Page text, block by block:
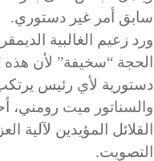
سابق أمر غير دستوري.
ورد زعيم الغالبية
الحجة “سخيفة” لأن هذه
دستورية لأي رئيس
والسناتور ميت رومني،
القلائل المؤيدين
التصويت.